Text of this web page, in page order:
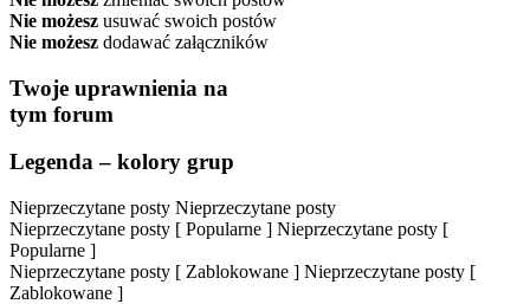
Nie możesz usuwać swoich postów
Nie możesz dodawać załączników
Twoje uprawnienia na
tym forum
Legenda – kolory grup
Nieprzeczytane posty Nieprzeczytane posty
Nieprzeczytane posty [ Popularne ] Nieprzeczytane posty [
Popularne ]
Nieprzeczytane posty [ Zablokowane ] Nieprzeczytane posty [
Zablokowane ]